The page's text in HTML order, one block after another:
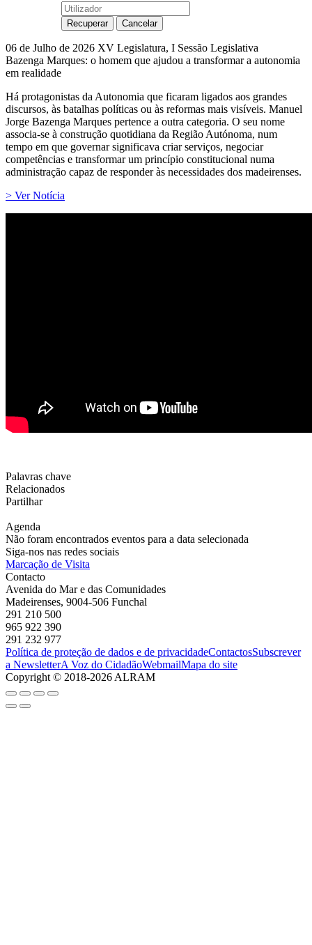
06 de Julho de 2026 XV Legislatura, I Sessão Legislativa
Bazenga Marques: o homem que ajudou a transformar a autonomia
em realidade
Há protagonistas da Autonomia que ficaram ligados aos grandes
discursos, às batalhas políticas ou às reformas mais visíveis. Manuel
Jorge Bazenga Marques pertence a outra categoria. O seu nome
associa-se à construção quotidiana da Região Autónoma, num
tempo em que governar significava criar serviços, negociar
competências e transformar um princípio constitucional numa
administração capaz de responder às necessidades dos madeirenses.
> Ver Notícia
Palavras chave
Relacionados
Partilhar
Agenda
Não foram encontrados eventos para a data selecionada
Siga-nos nas redes sociais
Marcação de Visita
Contacto
Avenida do Mar e das Comunidades
Madeirenses, 9004-506 Funchal
291 210 500
965 922 390
291 232 977
Política de proteção de dados e de privacidadeContactosSubscrever
a NewsletterA Voz do CidadãoWebmailMapa do site
Copyright © 2018-2026 ALRAM